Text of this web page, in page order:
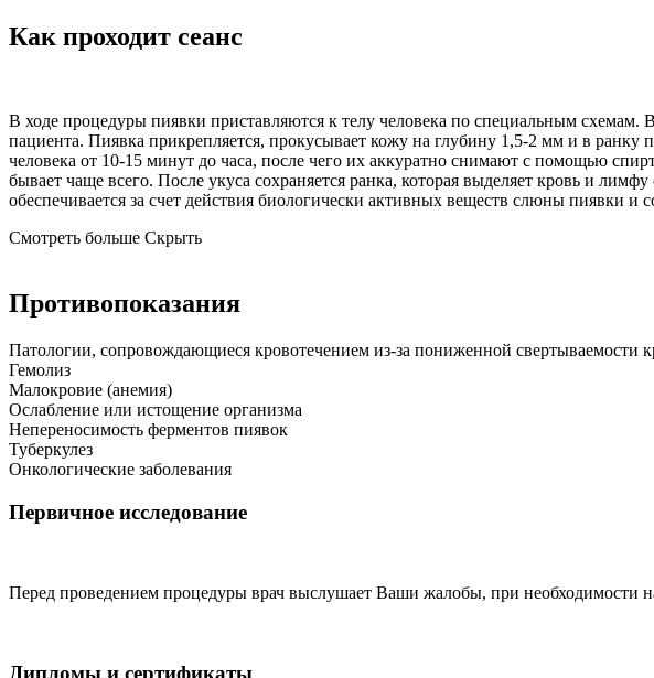
Как проходит сеанс
В ходе процедуры пиявки приставляются к телу человека по специальным схемам.
пациента. Пиявка прикрепляется, прокусывает кожу на глубину 1,5-2 мм и в
человека от 10-15 минут до часа, после чего их аккуратно снимают с помощью
бывает чаще всего. После укуса сохраняется ранка, которая выделяет кровь и
обеспечивается за счет действия биологически активных веществ слюны пиявки и
Смотреть больше Скрыть
Противопоказания
Патологии, сопровождающиеся кровотечением из-за пониженной свертываемости
Гемолиз
Малокровие (анемия)
Ослабление или истощение организма
Непереносимость ферментов пиявок
Туберкулез
Онкологические заболевания
Первичное исследование
Перед проведением процедуры врач выслушает Ваши жалобы, при необходимости
Дипломы и сертификаты